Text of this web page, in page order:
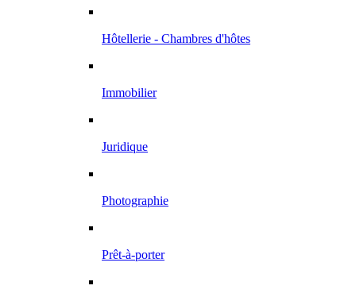
Hôtellerie - Chambres d'hôtes
Immobilier
Juridique
Photographie
Prêt-à-porter